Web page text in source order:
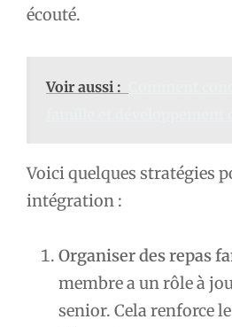
écouté.
Voir aussi :
Voici quelques stratégies
intégration :
Organiser des repas
membre a un rôle à
senior. Cela renforce